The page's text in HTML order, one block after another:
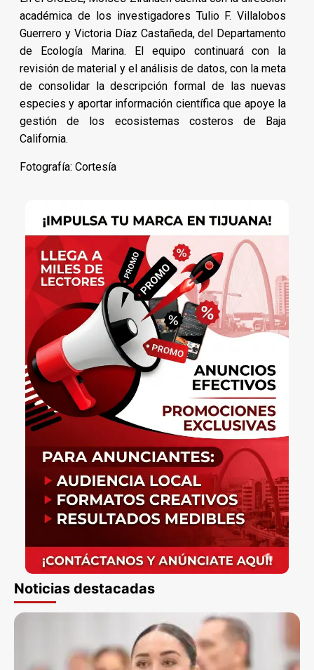
académica de los investigadores Tulio F. Villalobos
Guerrero y Victoria Díaz Castañeda, del Departamento
de Ecología Marina. El equipo continuará con la
revisión de material y el análisis de datos, con la meta
de consolidar la descripción formal de las nuevas
especies y aportar información científica que apoye la
gestión de los ecosistemas costeros de Baja
California.
Fotografía: Cortesía
Noticias destacadas